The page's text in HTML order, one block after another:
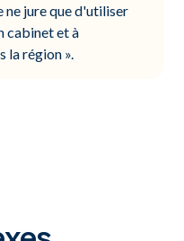
ne jure que d'utiliser
cabinet et à
la région ».